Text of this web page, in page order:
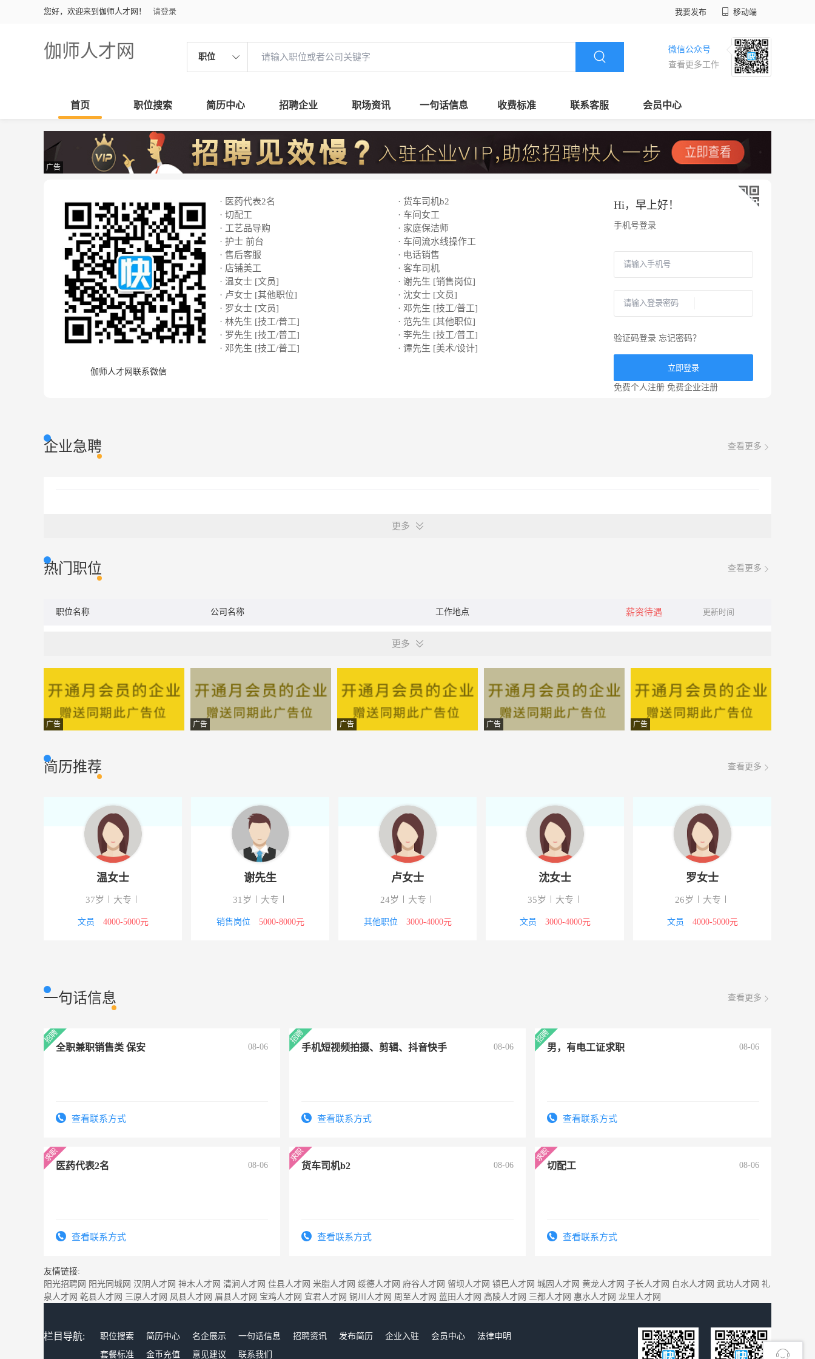
您好，欢迎来到伽师人才网！ 请登录 我要发布 移动端
伽师人才网 职位
微信公众号
查看更多工作
首页 职位搜索 简历中心 招聘企业 职场资讯 一句话信息 收费标准 联系客服 会员中心
广告
伽师人才网联系微信
· 医药代表2名
· 货车司机b2
· 切配工
· 车间女工
· 工艺品导购
· 家庭保洁师
· 护士 前台
· 车间流水线操作工
· 售后客服
· 电话销售
· 店铺美工
· 客车司机
· 温女士 [文员]
· 谢先生 [销售岗位]
· 卢女士 [其他职位]
· 沈女士 [文员]
· 罗女士 [文员]
· 邓先生 [技工/普工]
· 林先生 [技工/普工]
· 范先生 [其他职位]
· 罗先生 [技工/普工]
· 李先生 [技工/普工]
· 邓先生 [技工/普工]
· 谭先生 [美术/设计]
Hi， 早上好！
手机号登录
验证码登录 忘记密码？
立即登录
免费个人注册 免费企业注册
企业急聘 查看更多
更多
热门职位 查看更多
职位名称 公司名称 工作地点 薪资待遇 更新时间
更多
广告 广告 广告 广告 广告
简历推荐 查看更多
温女士
37岁 大专
文员 4000-5000元
谢先生
31岁 大专
销售岗位 5000-8000元
卢女士
24岁 大专
其他职位 3000-4000元
沈女士
35岁 大专
文员 3000-4000元
罗女士
26岁 大专
文员 4000-5000元
一句话信息 查看更多
全职兼职销售类 保安 08-06
查看联系方式
手机短视频拍摄、剪辑、抖音快手 08-06
查看联系方式
男，有电工证求职 08-06
查看联系方式
医药代表2名 08-06
查看联系方式
货车司机b2 08-06
查看联系方式
切配工 08-06
查看联系方式
友情链接:
阳光招聘网 阳光同城网 汉阴人才网 神木人才网 清涧人才网 佳县人才网 米脂人才网 绥德人才网 府谷人才网 留坝人才网 镇巴人才网 城固人才网 黄龙人才网 子长人才网 白水人才网 武功人才网 礼
泉人才网 乾县人才网 三原人才网 凤县人才网 眉县人才网 宝鸡人才网 宜君人才网 铜川人才网 周至人才网 蓝田人才网 高陵人才网 三都人才网 惠水人才网 龙里人才网
栏目导航: 职位搜索 简历中心 名企展示 一句话信息 招聘资讯 发布简历 企业入驻 会员中心
法律申明
套餐标准
金币充值 意见建议 联系我们